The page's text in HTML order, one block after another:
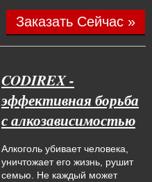
Заказать Сейчас »
CODIREX -
эффективная борьба
с алкозависимостью
Алкоголь убивает человека,
уничтожает его жизнь, рушит
семью. Не каждый может